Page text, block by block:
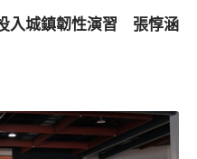
入城鎮韌性演習 張惇涵